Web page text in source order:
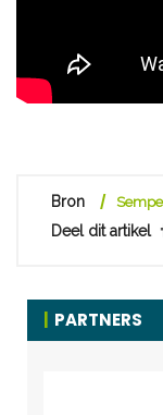
Bron
Deel dit artikel
PARTNERS